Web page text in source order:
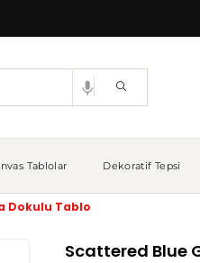
Tablolar Dekoratif Tepsi
Dokulu Tablo
Scattered Blue